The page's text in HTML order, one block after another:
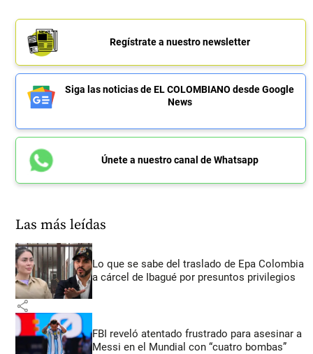
Regístrate a nuestro newsletter
Siga las noticias de EL COLOMBIANO desde Google
News
Únete a nuestro canal de Whatsapp
Las más leídas
Lo que se sabe del traslado de Epa Colombia
a cárcel de Ibagué por presuntos privilegios
share
FBI reveló atentado frustrado para asesinar a
Messi en el Mundial con “cuatro bombas”